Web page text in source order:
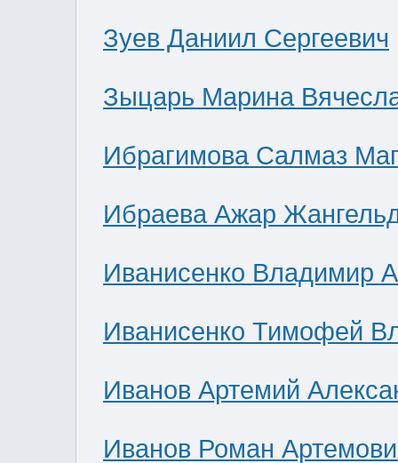
Зуев Даниил Сергеевич
Зыцарь Марина
Ибрагимова Салмаз
Ибраева Ажар
Иванисенко Владимир
Иванисенко Тимофей
Иванов Артемий
Иванов Роман